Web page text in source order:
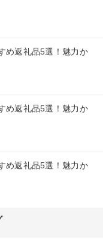
め返礼品5選！魅力か
め返礼品5選！魅力か
め返礼品5選！魅力か